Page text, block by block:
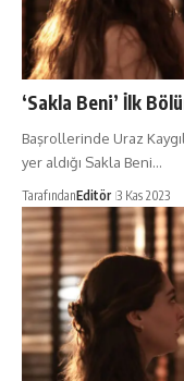
‘Sakla Beni’ İlk
Başrollerinde Uraz
yer aldığı Sakla Beni…
TarafındanEditör 3 Kas 2023